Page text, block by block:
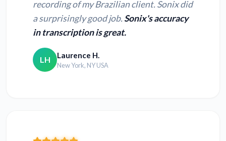
recording of my Brazilian client. Sonix did
a surprisingly good job. Sonix's accuracy
in transcription is great.
LH Laurence H.
New York, NY USA